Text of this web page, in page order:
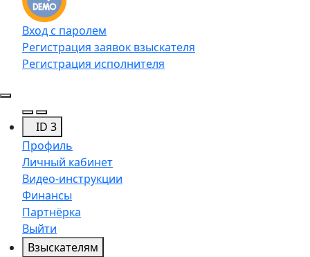
Вход с паролем
Регистрация заявок взыскателя
Регистрация исполнителя
ID 3
Профиль
Личный кабинет
Видео-инструкции
Финансы
Партнёрка
Выйти
Взыскателям